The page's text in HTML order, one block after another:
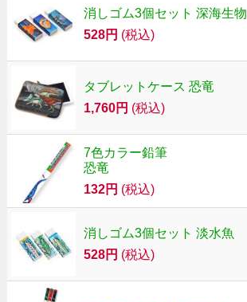
消しゴム3個セット 深海生物
528円 (税込)
タブレットケース 恐竜
1,760円 (税込)
7色カラー鉛筆
恐竜
132円 (税込)
消しゴム3個セット 淡水魚
528円 (税込)